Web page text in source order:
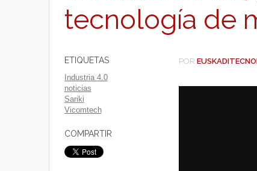
tecnología de
ETIQUETAS
Industria 4.0
noticias
Sariki
Vicomtech
COMPARTIR
POR